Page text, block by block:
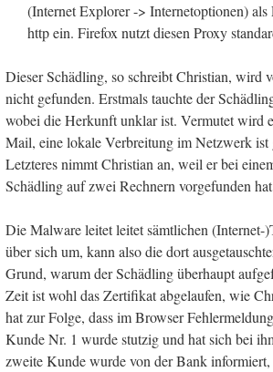
(Internet Explorer -> Internetoptionen)
http ein. Firefox nutzt diesen Proxy
Dieser Schädling, so schreibt Christian, wird
nicht gefunden. Erstmals tauchte der
wobei die Herkunft unklar ist. Vermutet wird
Mail, eine lokale Verbreitung im Netzwerk
Letzteres nimmt Christian an, weil er bei
Schädling auf zwei Rechnern vorgefunden
Die Malware leitet leitet sämtlichen (Internet-
über sich um, kann also die dort
Grund, warum der Schädling überhaupt
Zeit ist wohl das Zertifikat abgelaufen, wie
hat zur Folge, dass im Browser
Kunde Nr. 1 wurde stutzig und hat sich bei
zweite Kunde wurde von der Bank